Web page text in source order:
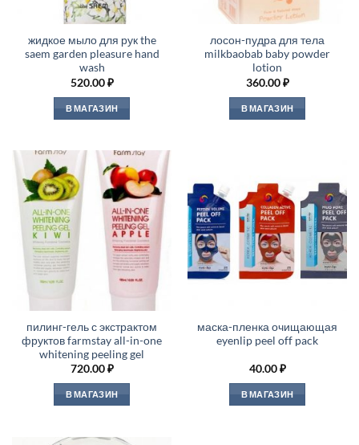
жидкое мыло для рук the
saem garden pleasure hand
wash
520.00₽
В МАГАЗИН
лосон-пудра для тела
milkbaobab baby powder
lotion
360.00₽
В МАГАЗИН
пилинг-гель с экстрактом
фруктов farmstay all-in-one
whitening peeling gel
720.00₽
В МАГАЗИН
маска-пленка очищающая
eyenlip peel off pack
40.00₽
В МАГАЗИН